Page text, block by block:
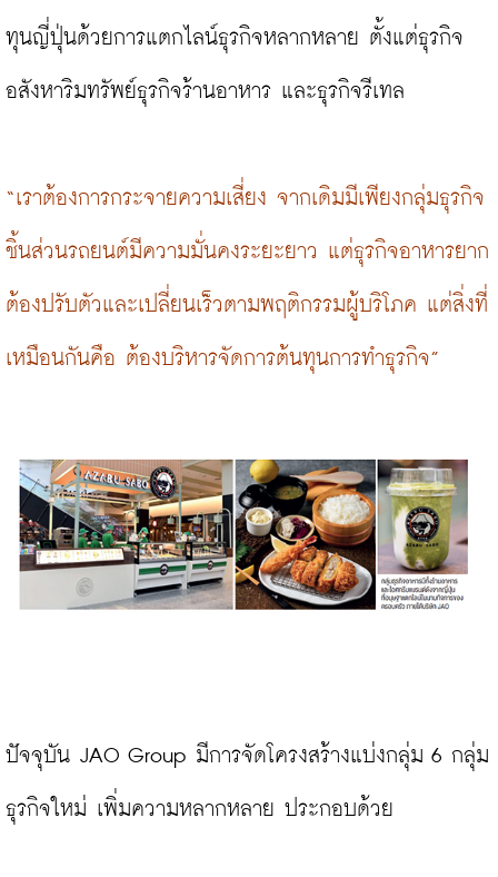
ทุนญี่ปุ่นด้วยการแตกไลน์ธุรกิจหลากหลาย ตั้งแต่ธุรกิจ
อสังหาริมทรัพย์ธุรกิจร้านอาหาร และธุรกิจรีเทล
“เราต้องการกระจายความเสี่ยง จากเดิมมีเพียงกลุ่มธุรกิจ
ชิ้นส่วนรถยนต์มีความมั่นคงระยะยาว แต่ธุรกิจอาหารยาก
ต้องปรับตัวและเปลี่ยนเร็วตามพฤติกรรมผู้บริโภค แต่สิ่งที่
เหมือนกันคือ ต้องบริหารจัดการต้นทุนการทำธุรกิจ”
ปัจจุบัน JAO Group มีการจัดโครงสร้างแบ่งกลุ่ม 6 กลุ่ม